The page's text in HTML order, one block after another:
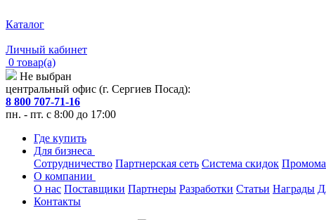
Каталог
Личный кабинет
0 товар(а)
Не выбран
центральный офис (г. Сергиев Посад):
8 800 707-71-16
пн. - пт. с 8:00 до 17:00
Где купить
Для бизнеса
Сотрудничество Партнерская сеть Система скидок
О компании
О нас Поставщики Партнеры Разработки Статьи Награды
Контакты